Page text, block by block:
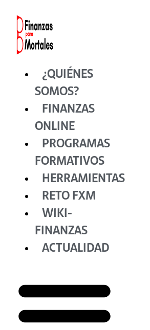
contenido
¿QUIÉNES
SOMOS?
FINANZAS
ONLINE
PROGRAMAS
FORMATIVOS
HERRAMIENTAS
RETO FXM
WIKI-
FINANZAS
ACTUALIDAD